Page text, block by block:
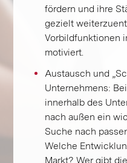
fördern und ihre
gezielt
Vorbildfunktionen
motiviert.
Austausch und
Unternehmens:
innerhalb des
nach außen ein
Suche nach
Welche
Markt? Wer gibt